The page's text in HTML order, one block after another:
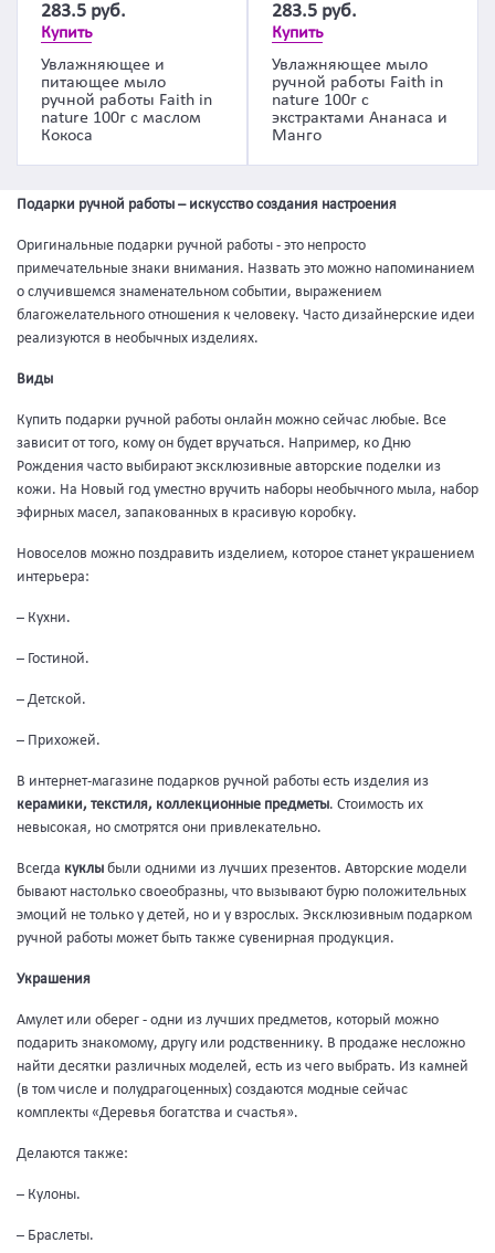
283.5 руб.
Купить
Увлажняющее и
питающее мыло
ручной работы Faith in
nature 100г с маслом
Кокоса
283.5 руб.
Купить
Увлажняющее мыло
ручной работы Faith in
nature 100г с
экстрактами Ананаса и
Манго
Подарки ручной работы – искусство создания настроения
Оригинальные подарки ручной работы - это непросто
примечательные знаки внимания. Назвать это можно напоминанием
о случившемся знаменательном событии, выражением
благожелательного отношения к человеку. Часто дизайнерские идеи
реализуются в необычных изделиях.
Виды
Купить подарки ручной работы онлайн можно сейчас любые. Все
зависит от того, кому он будет вручаться. Например, ко Дню
Рождения часто выбирают эксклюзивные авторские поделки из
кожи. На Новый год уместно вручить наборы необычного мыла, набор
эфирных масел, запакованных в красивую коробку.
Новоселов можно поздравить изделием, которое станет украшением
интерьера:
– Кухни.
– Гостиной.
– Детской.
– Прихожей.
В интернет-магазине подарков ручной работы есть изделия из
керамики, текстиля, коллекционные предметы. Стоимость их
невысокая, но смотрятся они привлекательно.
Всегда куклы были одними из лучших презентов. Авторские модели
бывают настолько своеобразны, что вызывают бурю положительных
эмоций не только у детей, но и у взрослых. Эксклюзивным подарком
ручной работы может быть также сувенирная продукция.
Украшения
Амулет или оберег - одни из лучших предметов, который можно
подарить знакомому, другу или родственнику. В продаже несложно
найти десятки различных моделей, есть из чего выбрать. Из камней
(в том числе и полудрагоценных) создаются модные сейчас
комплекты «Деревья богатства и счастья».
Делаются также:
– Кулоны.
– Браслеты.